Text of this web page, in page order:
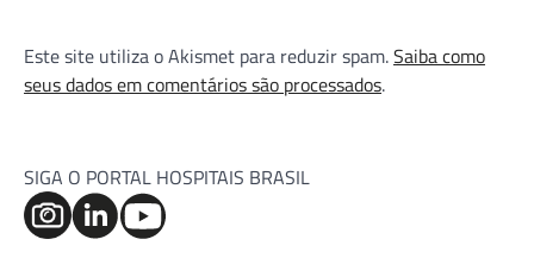
Este site utiliza o Akismet para reduzir spam.Saiba como
seus dados em comentários são processados.
SIGA O PORTAL HOSPITAIS BRASIL